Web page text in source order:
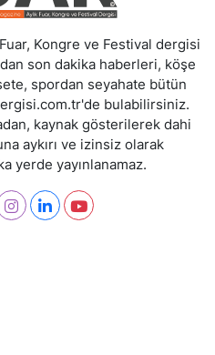
Kongre ve Festival dergisi
son dakika haberleri, köşe
spordan seyahate bütün
bulabilirsiniz.
kaynak gösterilerek dahi
aykırı ve izinsiz olarak
yerde yayınlanamaz.